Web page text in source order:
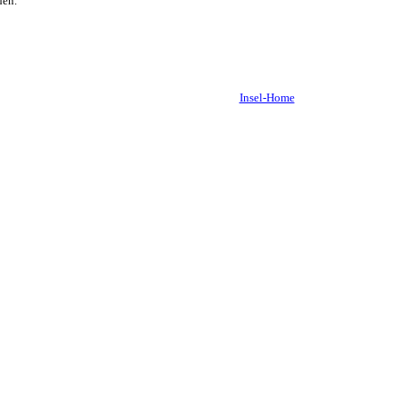
Insel-Home